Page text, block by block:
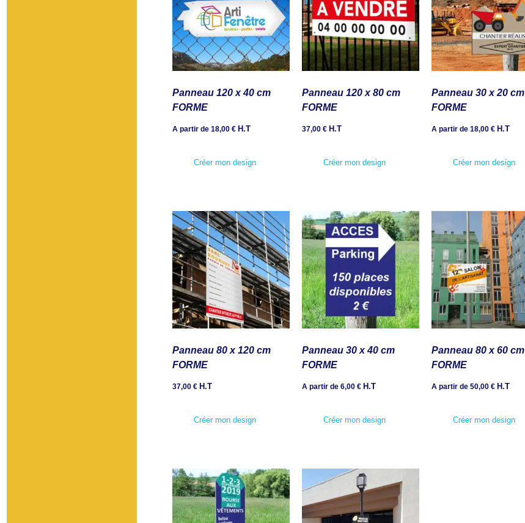
Panneau 120 x 40 cm
FORME
A partir de 18,00 € H.T
Créer mon design
Panneau 120 x 80 cm
FORME
37,00 € H.T
Créer mon design
Panneau 30 x 20 cm
FORME
A partir de 18,00 € H.T
Créer mon design
Panneau 80 x 120 cm
FORME
37,00 € H.T
Créer mon design
Panneau 30 x 40 cm
FORME
A partir de 6,00 € H.T
Créer mon design
Panneau 80 x 60 cm
FORME
A partir de 50,00 € H.T
Créer mon design